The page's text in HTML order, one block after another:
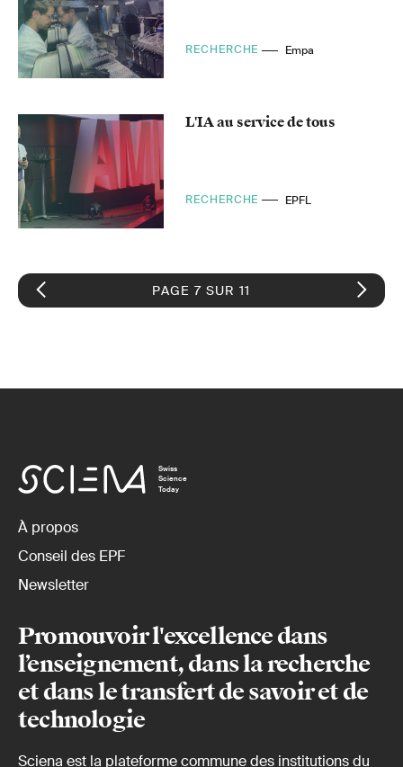
RECHERCHE Empa
L'IA au service de tous
RECHERCHE EPFL
PAGE 7 SUR 11
Swiss
Science
Today
À propos
Conseil des EPF
Newsletter
Promouvoir l'excellence dans
l’enseignement, dans la recherche
et dans le transfert de savoir et de
technologie
Sciena est la plateforme commune des institutions du